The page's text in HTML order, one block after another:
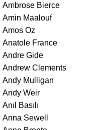
Ambrose Bierce
Amin Maalouf
Amos Oz
Anatole France
Andre Gide
Andrew Clements
Andy Mulligan
Andy Weir
Anıl Basılı
Anna Sewell